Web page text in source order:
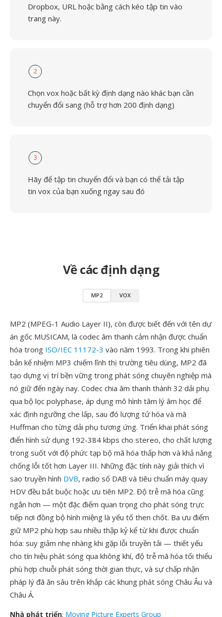
Dropbox, URL hoặc bằng cách kéo tập tin vào
trang này.
2
Chọn vox hoặc bất kỳ định dạng nào khác bạn cần
chuyển đổi sang (hỗ trợ hơn 200 định dạng)
3
Hãy để tập tin chuyển đổi và bạn có thể tải tập
tin vox của bạn xuống ngay sau đó
Về các định dạng
MP2 VOX
MP2 (MPEG-1 Audio Layer II), còn được biết đến với tên dự
án gốc MUSICAM, là codec âm thanh cảm nhận được chuẩn
hóa trong ISO/IEC 11172-3 vào năm 1993. Trong khi phiên
bản kế nhiệm MP3 chiếm lĩnh thị trường tiêu dùng, MP2 đã
tạo dựng vị trí bền vững trong phát sóng chuyên nghiệp mà
nó giữ đến ngày nay. Codec chia âm thanh thành 32 dải phụ
qua bộ lọc polyphase, áp dụng mô hình tâm lý âm học để
xác định ngưỡng che lấp, sau đó lượng tử hóa và mã
Huffman cho từng dải phụ tương ứng. Triển khai phát sóng
điển hình sử dụng 192-384 kbps cho stereo, cho chất lượng
trong suốt với độ phức tạp bộ mã hóa thấp hơn và khả năng
chống lỗi tốt hơn Layer III. Những đặc tính này giải thích vì
sao truyền hình DVB, radio số DAB và tiêu chuẩn máy quay
HDV đều bắt buộc hoặc ưu tiên MP2. Độ trễ mã hóa cũng
ngắn hơn — một đặc điểm quan trọng cho phát sóng trực
tiếp nơi đồng bộ hình miệng là yếu tố then chốt. Ba ưu điểm
giữ MP2 phù hợp sau nhiều thập kỷ kể từ khi được chuẩn
hóa: suy giảm nhẹ nhàng khi gặp lỗi truyền tải — thiết yếu
cho tín hiệu phát sóng qua không khí, độ trễ mã hóa tối thiểu
phù hợp chuỗi phát sóng thời gian thực, và sự chấp nhận
pháp lý đã ăn sâu trên khắp các khung phát sóng Châu Âu và
Châu Á.
Nhà phát triển: Moving Picture Experts Group